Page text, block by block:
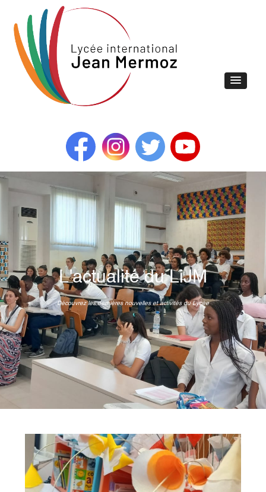
L'actualité du LiJM
Découvrez les dernières nouvelles et activités du Lycée